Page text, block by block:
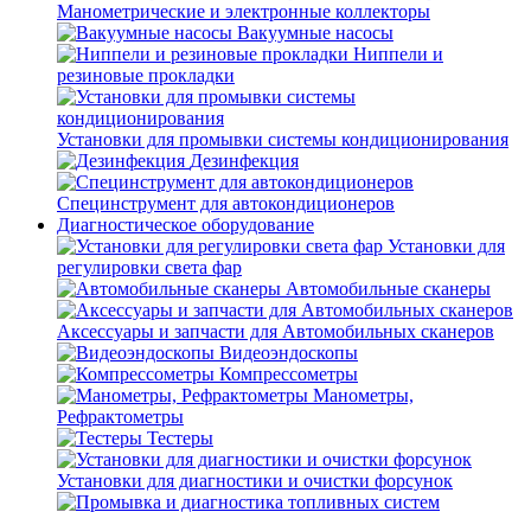
Манометрические и электронные коллекторы
Вакуумные насосы
Ниппели и
резиновые прокладки
Установки для промывки системы кондиционирования
Дезинфекция
Специнструмент для автокондиционеров
Диагностическое оборудование
Установки для
регулировки света фар
Автомобильные сканеры
Аксессуары и запчасти для Автомобильных сканеров
Видеоэндоскопы
Компрессометры
Манометры,
Рефрактометры
Тестеры
Установки для диагностики и очистки форсунок